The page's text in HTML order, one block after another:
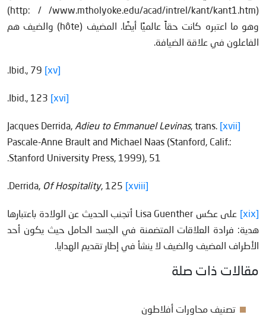
(http: / /www.mtholyoke.edu/acad/intrel/kant/kant1.htm)
وهو ما اعتبره كانت حقاً عالميًا أيضًا. المضيف (hôte) والضيف هم
الفاعلون في علاقة الضيافة.
[xv]
[xvi]
[xvii]
Adieu to Emmanuel Levinas, trans.
Pascale-Anne Brault and Michael Naas (Stanford, Calif.:
Stanford University Press, 1999), 51.
[xviii]
Of Hospitality, 125.
[xix]
على عكس Lisa Guenther أتجنب الحديث عن الولادة باعتبارها
هدية: فرادة العلاقات المتضمنة في الجسد الحامل حيث يكون أحد
الأطراف المضيف والضيف لا ينشأ في إطار تقديم الهدايا.
مقالات ذات صلة
تصنيف محاورات أفلاطون